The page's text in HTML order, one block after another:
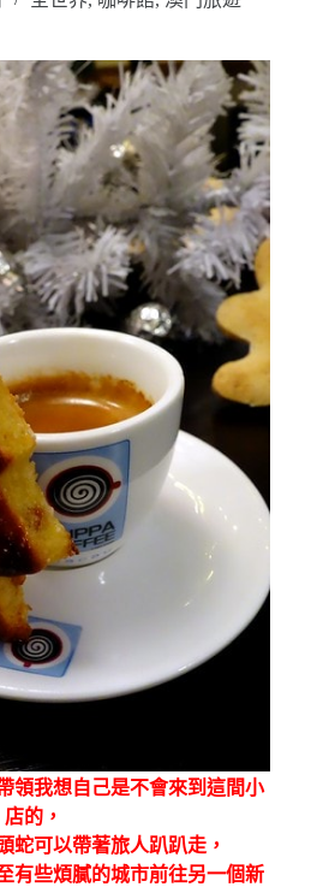
領我想自己是不會來到這間小
店的，
蛇可以帶著旅人趴趴走，
有些煩膩的城市前往另一個新